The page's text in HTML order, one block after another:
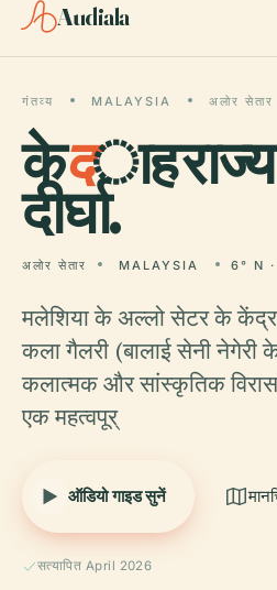
Audiala
गंतव्य MALAYSIA अलोर सेतार
केदाह
दीर्घा.
अलोर सेतार MALAYSIA 6° N
मलेशिया के अल्लो सेटर के केंद्र
कला गैलरी (बालाई सेनी नेगेरी
कलात्मक और सांस्कृतिक
एक महत्वपूर्
ऑडियो गाइड सुनें
सत्यापित April 2026